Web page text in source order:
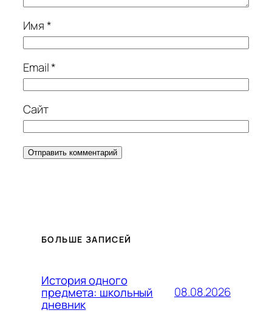
Имя*
Email*
Сайт
БОЛЬШЕ ЗАПИСЕЙ
История одного
предмета: школьный
дневник
08.08.2026